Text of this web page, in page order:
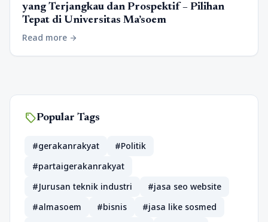
yang Terjangkau dan Prospektif – Pilihan
Tepat di Universitas Ma’soem
Read more arrow_forward
sellPopular Tags
#gerakanrakyat
#Politik
#partaigerakanrakyat
#Jurusan teknik industri
#jasa seo website
#almasoem
#bisnis
#jasa like sosmed